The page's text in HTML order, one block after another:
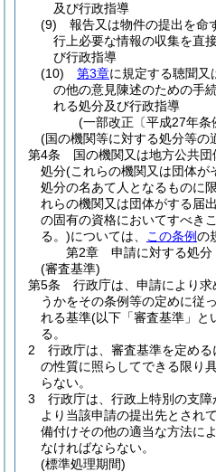
及び行政指導
(9)
報告又は物件の提出を命
行上必要な情報の収集を直
び行政指導
(10)
第3章に規定する聴聞又
の他の意見陳述のための手
れる処分及び行政指導
(一部改正〔平成27年条
(国の機関等に対する処分等の
第4条
国の機関又は地方公共
処分(これらの機関又は団体が
処分の名あて人となるものに
れらの機関又は団体がする届出
の固有の資格においてすべき
る。)については、 この条例の
第2章
申請に対する処分
(審査基準)
第5条
行政庁は、申請により
うかをその条例等の定めに従
れる基準(以下「審査基準」と
る。
2
行政庁は、審査基準を定め
の性質に照らしてできる限り
らない。
3
行政庁は、行政上特別の支
より当該申請の提出先とされ
備付けその他の適当な方法に
なければならない。
(標準処理期間)